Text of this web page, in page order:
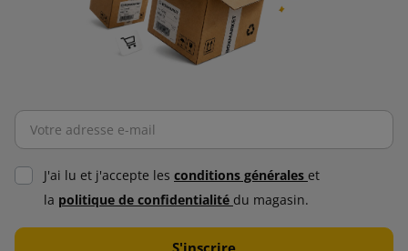
J'ai lu et j'accepte les conditions générales et
la politique de confidentialité du magasin.